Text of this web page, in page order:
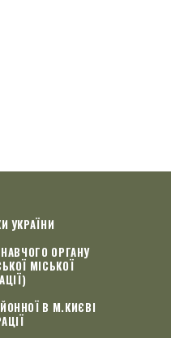
УКРАЇНИ
ОРГАНУ
МІСЬКОЇ
В М.КИЄВІ